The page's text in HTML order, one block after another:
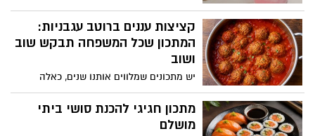
כבדים או משקאות שדורשים יותר מדי
התעסקות, אפשר להכין בבית מתכונים קרים
שמתאימים לאירוח, להפסקה מתוקה באמצע
היום או לסיום מרענן של ארוחה קיצית
המתכונים באדיבות מחלקת התזונה של מותג
מוצרי החשמל Teka
קציצות עננים ברוטב עגבניות:
המתכון שכל המשפחה תבקש שוב
ושוב
יש מתכונים שמלווים אותנו שנים, כאלה
שממלאים את הבית בריח של ילדות, שבת
ומשפחה. קציצות הבשר ברוטב עגבניות הן
בדיוק מהסוג הזה רכות, עסיסיות ונמסות
מתכון חגיגי להכנת סושי ביתי
מושלם